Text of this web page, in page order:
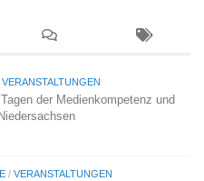
VERANSTALTUNGEN
der Medienkompetenz und
/ VERANSTALTUNGEN